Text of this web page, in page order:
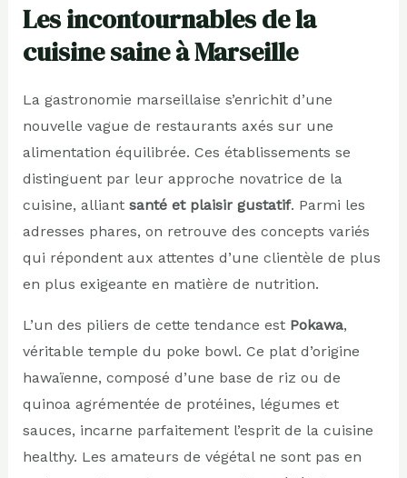
Les incontournables de la
cuisine saine à Marseille
La gastronomie marseillaise s’enrichit d’une
nouvelle vague de restaurants axés sur une
alimentation équilibrée. Ces établissements se
distinguent par leur approche novatrice de la
cuisine, alliant santé et plaisir gustatif. Parmi les
adresses phares, on retrouve des concepts variés
qui répondent aux attentes d’une clientèle de plus
en plus exigeante en matière de nutrition.
L’un des piliers de cette tendance est Pokawa,
véritable temple du poke bowl. Ce plat d’origine
hawaïenne, composé d’une base de riz ou de
quinoa agrémentée de protéines, légumes et
sauces, incarne parfaitement l’esprit de la cuisine
healthy. Les amateurs de végétal ne sont pas en